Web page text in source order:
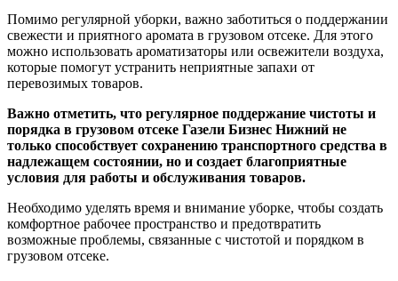
Помимо регулярной уборки, важно заботиться о поддержании
свежести и приятного аромата в грузовом отсеке. Для этого
можно использовать ароматизаторы или освежители воздуха,
которые помогут устранить неприятные запахи от
перевозимых товаров.
Важно отметить, что регулярное поддержание чистоты и
порядка в грузовом отсеке Газели Бизнес Нижний не
только способствует сохранению транспортного средства в
надлежащем состоянии, но и создает благоприятные
условия для работы и обслуживания товаров.
Необходимо уделять время и внимание уборке, чтобы создать
комфортное рабочее пространство и предотвратить
возможные проблемы, связанные с чистотой и порядком в
грузовом отсеке.